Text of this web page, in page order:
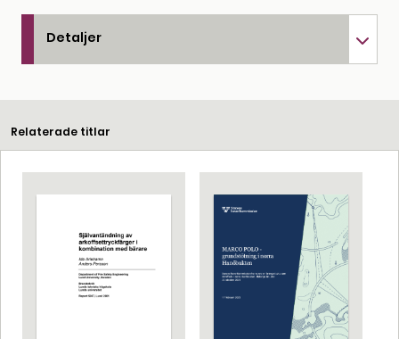
Detaljer
Relaterade titlar